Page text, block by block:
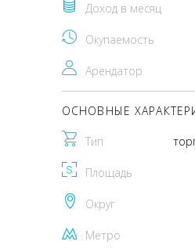
Доход в месяц
Окупаемость
Арендатор
ОСНОВНЫЕ
Тип
Площадь
Округ
Метро